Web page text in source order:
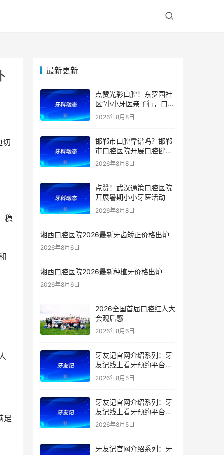
切
最新更新
点赞光彩口腔！东罗园社
区“小小牙医亲子行，口腔
健康伴成长”亲子活动
2026年8月8日
邯郸市口腔靠谱吗？邯郸
市口腔医院开展口腔健康
宣教公益活动
2026年8月8日
点赞！武汉通策口腔医院
开展暑期小小牙医活动
2026年8月8日
湘西口腔医院2026最新牙齿矫正价格出炉
2026年8月6日
湘西口腔医院2026最新种植牙价格出炉
2026年8月6日
2026全国首届口腔红人大
会观后感
2026年8月6日
牙友记官网介绍系列：牙
友记线上看牙预约平台是
干什么的？靠谱吗？
2026年8月5日
牙友记官网介绍系列：牙
友记线上看牙预约平台让
看牙不再靠运气
2026年8月5日
牙友记官网介绍系列：牙